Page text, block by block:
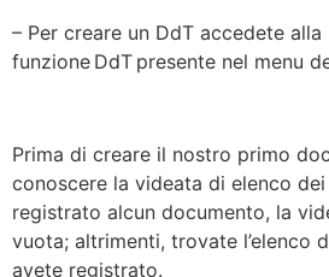
– Per creare un DdT accedete alla
funzione DdT presente nel menu
Prima di creare il nostro primo
conoscere la videata di elenco
registrato alcun documento, la
vuota; altrimenti, trovate l’elenco
avete registrato.